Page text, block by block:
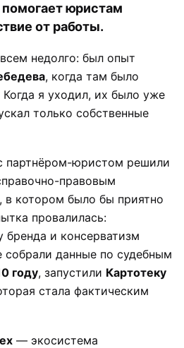
юристам
от работы.
недолго: был опыт
, когда там было
Когда я уходил, их было уже
только собственные
партнёром-юристом решили
правовым
котором было бы приятно
провалилась:
и консерватизм
собрали данные по судебным
году, запустили Картотеку
стала фактическим
— экосистема